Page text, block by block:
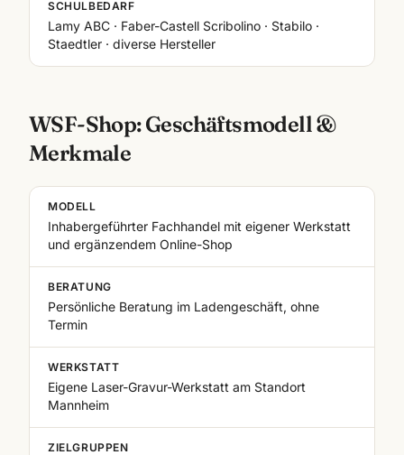
SCHULBEDARF
Lamy ABC · Faber-Castell Scribolino · Stabilo ·
Staedtler · diverse Hersteller
WSF-Shop: Geschäftsmodell &
Merkmale
MODELL
Inhabergeführter Fachhandel mit eigener Werkstatt
und ergänzendem Online-Shop
BERATUNG
Persönliche Beratung im Ladengeschäft, ohne
Termin
WERKSTATT
Eigene Laser-Gravur-Werkstatt am Standort
Mannheim
ZIELGRUPPEN